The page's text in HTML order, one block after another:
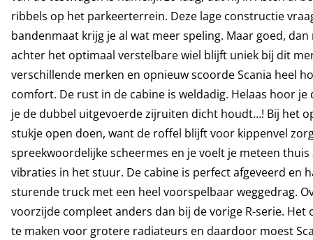
ribbels op het parkeerterrein. Deze lage constructie
bandenmaat krijg je al wat meer speling. Maar goed,
achter het optimaal verstelbare wiel blijft uniek bij dit
verschillende merken en opnieuw scoorde Scania heel
comfort. De rust in de cabine is weldadig. Helaas hoor
je de dubbel uitgevoerde zijruiten dicht houdt…! Bij het
stukje open doen, want de roffel blijft voor kippenvel
spreekwoordelijke scheermes en je voelt je meteen
vibraties in het stuur. De cabine is perfect afgeveerd en
sturende truck met een heel voorspelbaar weggedrag.
voorzijde compleet anders dan bij de vorige R-serie.
te maken voor grotere radiateurs en daardoor moest